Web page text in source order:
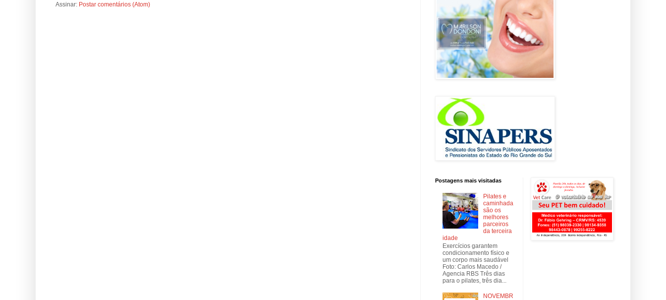
Assinar: Postar comentários (Atom)
Postagens mais visitadas
Pilates e
caminhada
são os
melhores
parceiros
da terceira
idade
Exercícios garantem
condicionamento físico e
um corpo mais saudável
Foto: Carlos Macedo /
Agencia RBS Três dias
para o pilates, três dia...
NOVEMBR